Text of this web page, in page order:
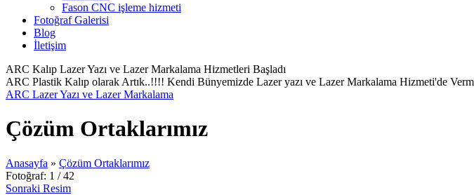
Fason CNC işleme hizmeti
Fotoğraf Galerisi
Blog
İletişim
ARC Kalıp Lazer Yazı ve Lazer Markalama Hizmetleri Başladı
ARC Plastik Kalıp olarak Artık..!!!! Kendi Bünyemizde Lazer yazı ve Lazer Markalama Hizmeti'de
ARC Lazer Yazı ve Lazer Markalama
Çözüm Ortaklarımız
Anasayfa » Çözüm Ortaklarımız
Fotoğraf: 1 / 42
Sonraki Resim